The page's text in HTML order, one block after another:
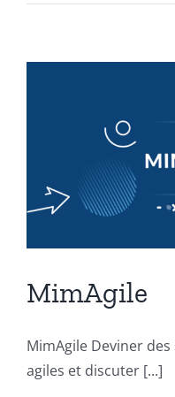
MimAgile
MimAgile Deviner
agiles et discuter [...]